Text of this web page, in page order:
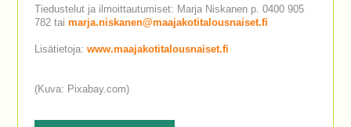
Tiedustelut ja ilmoittautumiset: Marja Niskanen p. 0400 905
782 tai marja.niskanen@maajakotitalousnaiset.fi
Lisätietoja: www.maajakotitalousnaiset.fi
(Kuva: Pixabay.com)